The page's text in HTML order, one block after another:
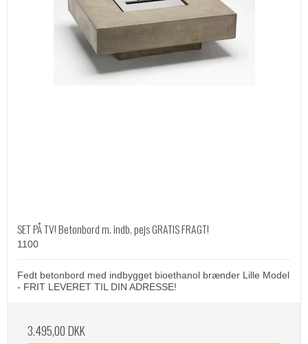
SET PÅ TV! Betonbord m. indb. pejs GRATIS FRAGT!
1100
Fedt betonbord med indbygget bioethanol brænder Lille Model
- FRIT LEVERET TIL DIN ADRESSE!
3.495,00 DKK